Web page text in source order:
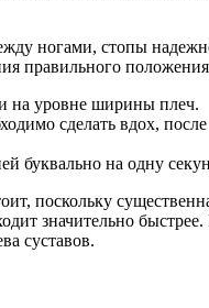
ногами, стопы
правильного
на уровне ширины плеч.
сделать вдох,
буквально на одну
поскольку
значительно
суставов.